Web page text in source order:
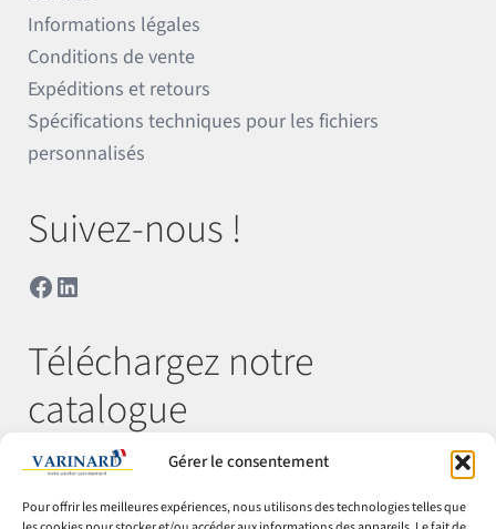
Gérer le consentement
Pour offrir les meilleures expériences, nous utilisons des technologies telles que
Informations légales
Conditions de vente
Expéditions et retours
Spécifications techniques pour les fichiers
personnalisés
Suivez-nous !
Facebook
LinkedIn
Téléchargez notre
catalogue